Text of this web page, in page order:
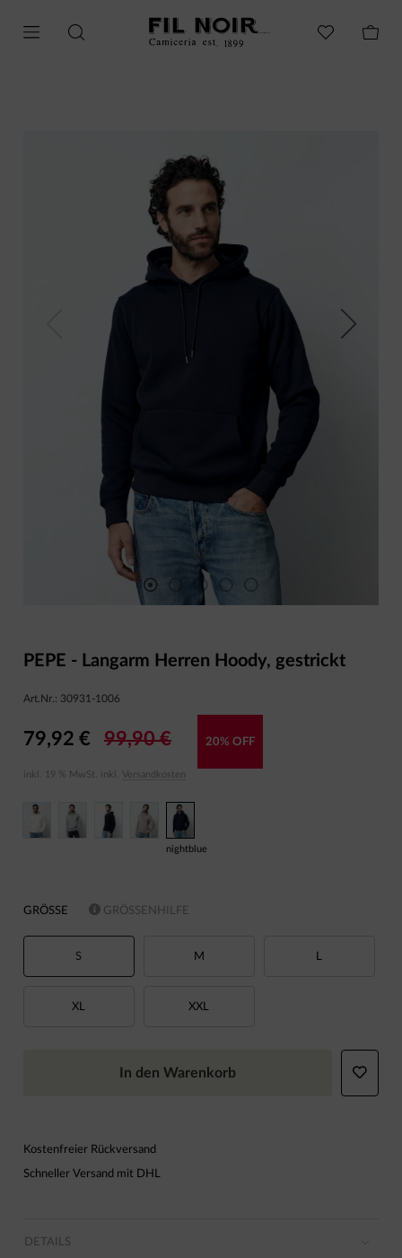
Next
PEPE - Langarm Herren Hoody, gestrickt
Art.Nr.: 30931-1006
79,92 € 99,90 € 20% OFF
inkl. 19 % MwSt. inkl. Versandkosten
nightblue
GRÖSSE GRÖSSENHILFE
S M L
XL XXL
In den Warenkorb
Kostenfreier Rückversand
Schneller Versand mit DHL
DETAILS